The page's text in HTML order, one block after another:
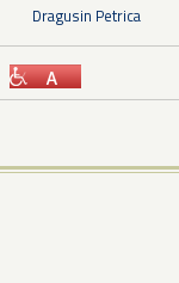
Dragusin Petrica